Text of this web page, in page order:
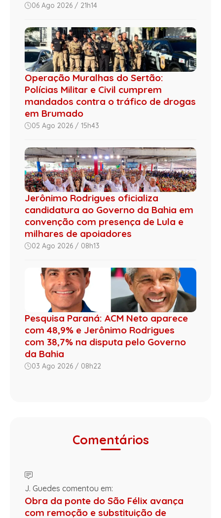
06 Ago 2026 / 21h14
Operação Muralhas do Sertão:
Polícias Militar e Civil cumprem
mandados contra o tráfico de drogas
em Brumado
05 Ago 2026 / 15h43
Jerônimo Rodrigues oficializa
candidatura ao Governo da Bahia em
convenção com presença de Lula e
milhares de apoiadores
02 Ago 2026 / 08h13
Pesquisa Paraná: ACM Neto aparece
com 48,9% e Jerônimo Rodrigues
com 38,7% na disputa pelo Governo
da Bahia
03 Ago 2026 / 08h22
Comentários
J. Guedes comentou em:
Obra da ponte do São Félix avança
com remoção e substituição de